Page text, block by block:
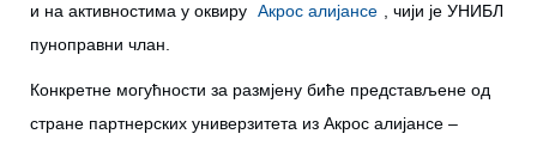
и на активностима у оквиру Акрос алијансе
, чији је УНИБЛ
пуноправни члан.
Конкретне могућности за размјену биће представљене од
стране партнерских универзитета из Акрос алијансе –